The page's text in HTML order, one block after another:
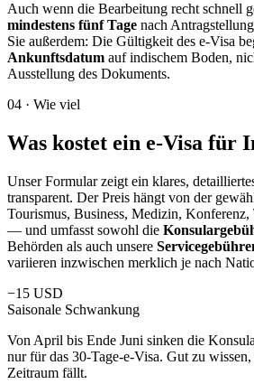
Auch wenn die Bearbeitung recht schnell
mindestens fünf Tage nach
Sie außerdem: Die Gültigkeit des e-Visa
Ankunftsdatum auf indischem Boden,
Ausstellung des Dokuments.
04 · Wie viel
Was kostet ein e-Visa für
Unser Formular zeigt ein klares,
transparent. Der Preis hängt von der
Tourismus, Business, Medizin, Konferenz,
— und umfasst sowohl die
Behörden als auch unsere
variieren inzwischen merklich je nach
−15 USD
Saisonale Schwankung
Von April bis Ende Juni sinken die
nur für das 30-Tage-e-Visa. Gut zu
Zeitraum fällt.